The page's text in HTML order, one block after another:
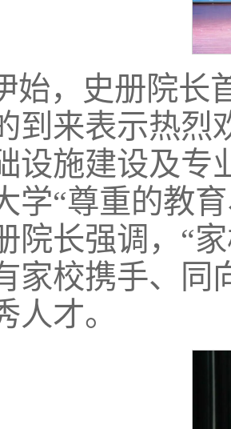
始，史册院长
到来表示热烈
设施建设及专
学“尊重的教
院长强调，“
家校携手、同
人才。